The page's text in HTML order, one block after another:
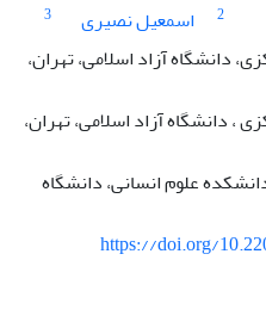
2 اسمعیل نصیری
3
دانشگاه آزاد اسلامی، تهران،
، دانشگاه آزاد اسلامی، تهران،
علوم انسانی، دانشگاه
https://doi.org/